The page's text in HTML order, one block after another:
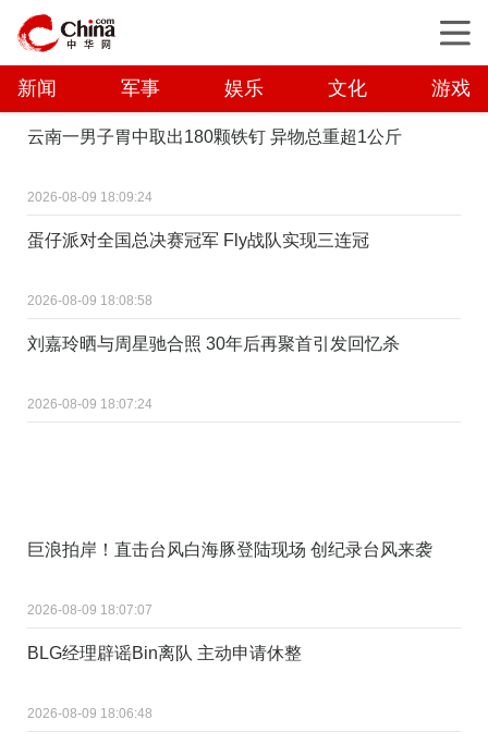
新闻 军事 娱乐 文化 游戏
云南一男子胃中取出180颗铁钉 异物总重超1公斤
2026-08-09 18:09:24
蛋仔派对全国总决赛冠军 Fly战队实现三连冠
2026-08-09 18:08:58
刘嘉玲晒与周星驰合照 30年后再聚首引发回忆杀
2026-08-09 18:07:24
巨浪拍岸！直击台风白海豚登陆现场 创纪录台风来袭
2026-08-09 18:07:07
BLG经理辟谣Bin离队 主动申请休整
2026-08-09 18:06:48